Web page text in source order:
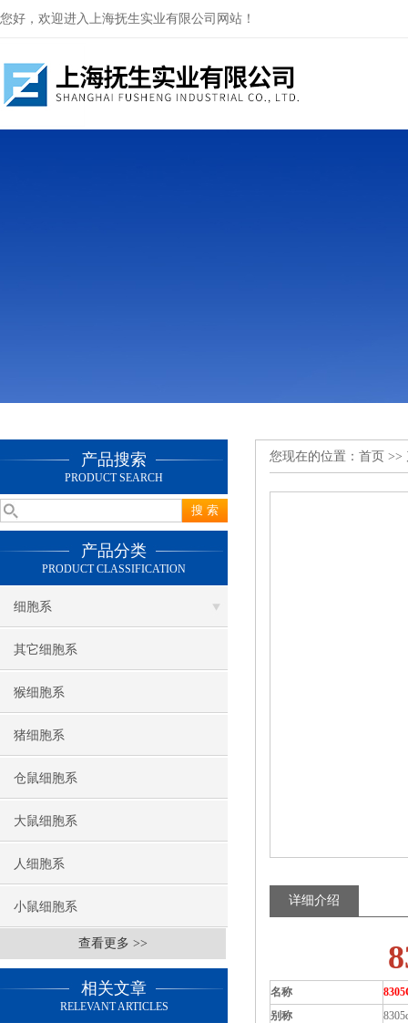
您好，欢迎进入上海抚生实业有限公司网站！
产品搜索
PRODUCT SEARCH
产品分类
PRODUCT CLASSIFICATION
细胞系
其它细胞系
猴细胞系
猪细胞系
仓鼠细胞系
大鼠细胞系
人细胞系
小鼠细胞系
查看更多 >>
相关文章
RELEVANT ARTICLES
您现在的位置： 首页 >>
详细介绍
名称
别称